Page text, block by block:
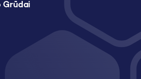
Grūdai